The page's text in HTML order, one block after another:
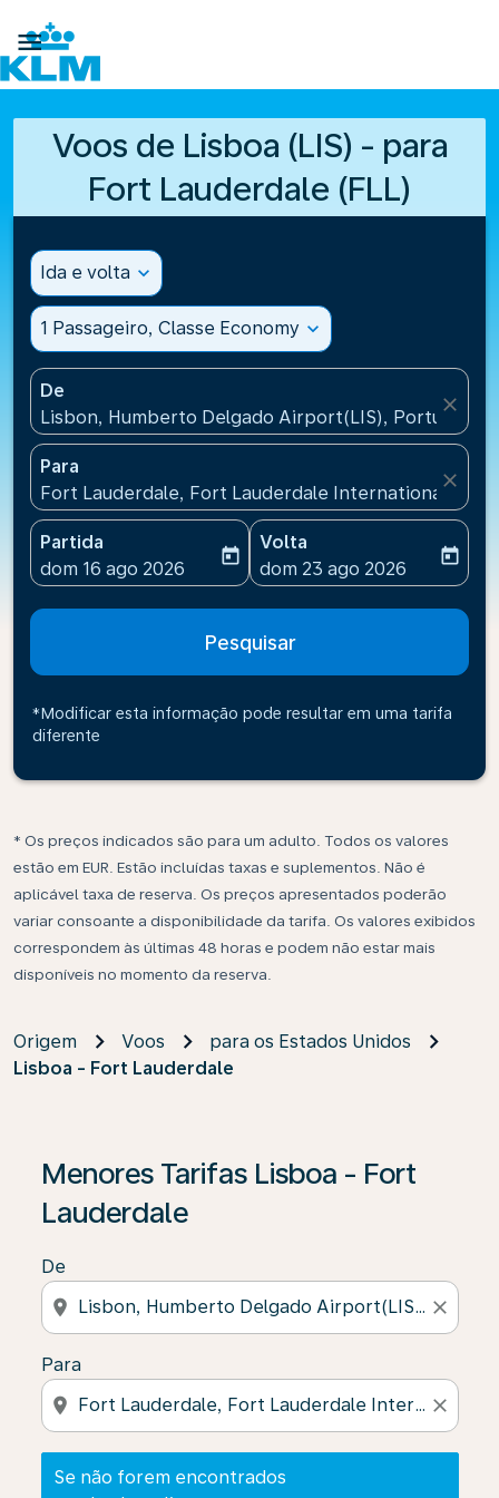

Voos de Lisboa (LIS) - para
Fort Lauderdale (FLL)
Ida e volta expand_more
1 Passageiro, Classe Economy expand_more
De
Lisbon, Humberto Delgado Airport(LIS), Portugal
close
Para
Fort Lauderdale, Fort Lauderdale International
close
Partida
fc-booking-departure-date-aria-label
dom 16 ago 2026
today
Volta
fc-booking-return-date-
dom 23 ago 2026
today
Pesquisar
*Modificar esta informação pode resultar em uma tarifa
diferente
* Os preços indicados são para um adulto. Todos os valores
estão em EUR. Estão incluídas taxas e suplementos. Não é
aplicável taxa de reserva. Os preços apresentados poderão
variar consoante a disponibilidade da tarifa. Os valores exibidos
correspondem às últimas 48 horas e podem não estar mais
disponíveis no momento da reserva.
Origem Voos
para os Estados Unidos
Lisboa - Fort Lauderdale
Menores Tarifas Lisboa - Fort
Lauderdale
De
location_on close
Para
location_on close
Se não forem encontrados
Se não forem encontrados resultados, clique em